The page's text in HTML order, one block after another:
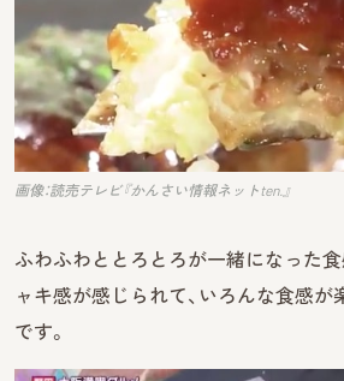
画像：読売テレビ『かんさい情報ネットten.』
ふわふわととろとろが一緒になった
ャキ感が感じられて、いろんな食感が
です。